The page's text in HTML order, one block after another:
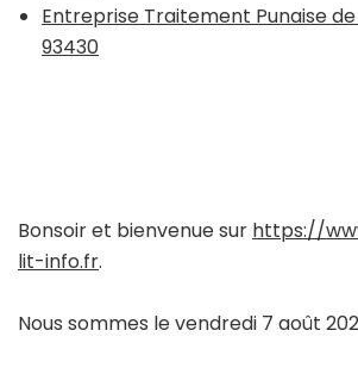
Entreprise Traitement Punaise
93430
Bonsoir et bienvenue sur https://
lit-info.fr.
Nous sommes le vendredi 7 août